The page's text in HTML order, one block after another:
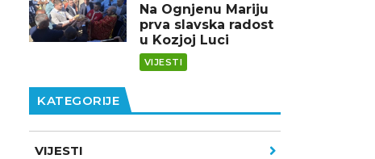
Na Ognjenu Mariju
prva slavska radost
u Kozjoj Luci
VIJESTI
KATEGORIJE
VIJESTI